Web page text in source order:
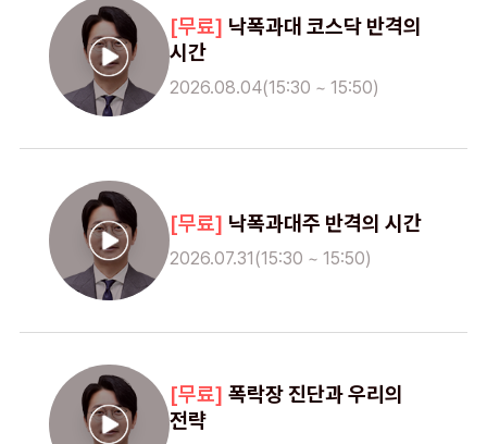
낙폭과대 코스닥 반격의
시간
2026.08.04(15:30 ~ 15:50)
낙폭과대주 반격의 시간
2026.07.31(15:30 ~ 15:50)
폭락장 진단과 우리의
전략